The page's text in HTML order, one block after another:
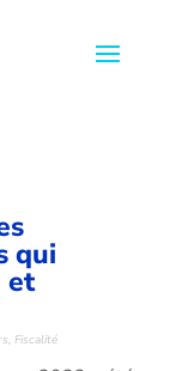
qui
et
,Fiscalité